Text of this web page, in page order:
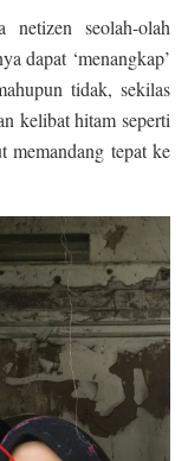
seolah-olah
dapat ‘menangkap’
tidak, sekilas
kelibat hitam seperti
memandang tepat ke